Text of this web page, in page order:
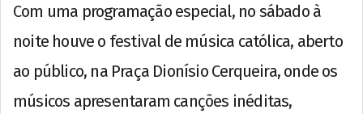
Com uma programação especial, no sábado à
noite houve o festival de música católica, aberto
ao público, na Praça Dionísio Cerqueira, onde os
músicos apresentaram canções inéditas,